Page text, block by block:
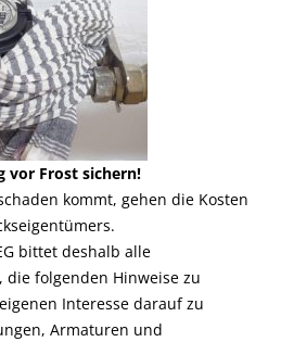
vor Frost sichern!
kommt, gehen die Kosten
bittet deshalb alle
folgenden Hinweise zu
Interesse darauf zu
Armaturen und